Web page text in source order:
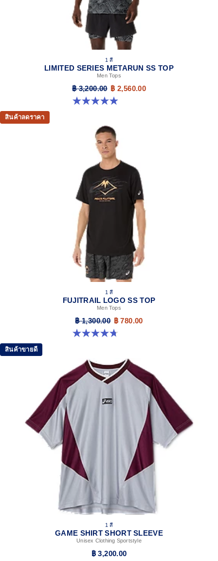
1 สี
LIMITED SERIES METARUN SS TOP
Men Tops
฿ 3,200.00 ฿ 2,560.00
4.9 จาก 5 ดาว 13 รีวิว
สินค้าลดราคา
1 สี
FUJITRAIL LOGO SS TOP
Men Tops
฿ 1,300.00 ฿ 780.00
4.7 จาก 5 ดาว 17 รีวิว
สินค้าขายดี
1 สี
GAME SHIRT SHORT SLEEVE
Unisex Clothing Sportstyle
฿ 3,200.00